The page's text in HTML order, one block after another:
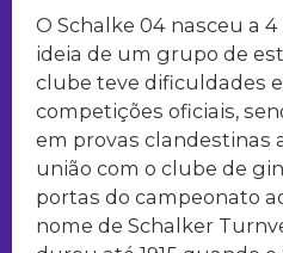
O Schalke 04 nasceu a
ideia de um grupo de
clube teve dificuldades
competições oficiais,
em provas clandestinas
união com o clube de
portas do campeonato
nome de Schalker